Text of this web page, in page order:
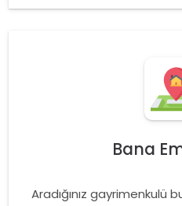
Bana
Aradığınız gayrimenkulü